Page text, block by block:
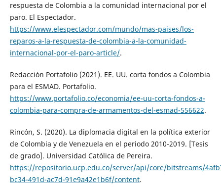
respuesta de Colombia a la comunidad internacional por el
paro. El Espectador.
https://www.elespectador.com/mundo/mas-paises/los-
reparos-a-la-respuesta-de-colombia-a-la-comunidad-
internacional-por-el-paro-article/.
Redacción Portafolio (2021). EE. UU. corta fondos a Colombia
para el ESMAD. Portafolio.
https://www.portafolio.co/economia/ee-uu-corta-fondos-a-
colombia-para-compra-de-armamentos-del-esmad-556622.
Rincón, S. (2020). La diplomacia digital en la política exterior
de Colombia y de Venezuela en el periodo 2010-2019. [Tesis
de grado]. Universidad Católica de Pereira.
https://repositorio.ucp.edu.co/server/api/core/bitstreams/
bc34-491d-ac7d-91e9a42e1b6f/content.